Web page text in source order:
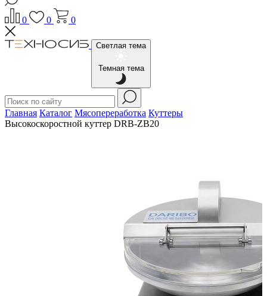
0 0 0
Светлая тема
Темная тема
Главная Каталог Мясопереработка Куттеры
Высокоскоростной куттер DRB-ZB20